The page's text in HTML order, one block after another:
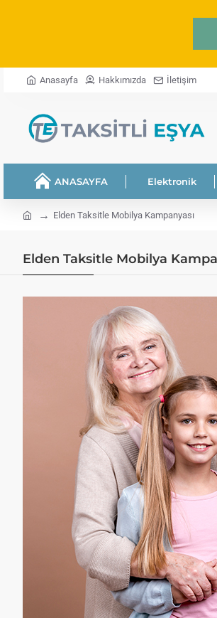
Anasayfa Hakkımızda İletişim
ANASAYFA Elektronik
home Elden Taksitle Mobilya Kampanyası
Elden Taksitle Mobilya